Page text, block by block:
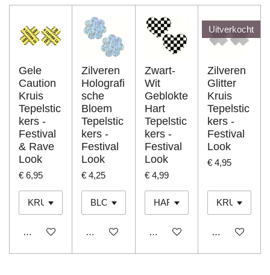
Gele
Caution
Kruis
Tepelstic
kers -
Festival
& Rave
Look
€ 6,95
In winkelwagen
Zilveren
Holografi
sche
Bloem
Tepelstic
kers -
Festival
Look
€ 4,25
In winkelwagen
Zwart-
Wit
Geblokte
Hart
Tepelstic
kers -
Festival
Look
€ 4,99
In winkelwagen
Uitverkocht
Zilveren
Glitter
Kruis
Tepelstic
kers -
Festival
Look
€ 4,95
Houd mij op